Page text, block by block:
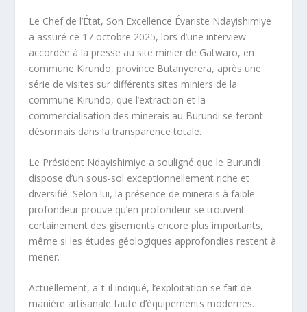
Le Chef de l’État, Son Excellence Évariste Ndayishimiye
a assuré ce 17 octobre 2025, lors d’une interview
accordée à la presse au site minier de Gatwaro, en
commune Kirundo, province Butanyerera, après une
série de visites sur différents sites miniers de la
commune Kirundo, que l’extraction et la
commercialisation des minerais au Burundi se feront
désormais dans la transparence totale.
Le Président Ndayishimiye a souligné que le Burundi
dispose d’un sous-sol exceptionnellement riche et
diversifié. Selon lui, la présence de minerais à faible
profondeur prouve qu’en profondeur se trouvent
certainement des gisements encore plus importants,
même si les études géologiques approfondies restent à
mener.
Actuellement, a-t-il indiqué, l’exploitation se fait de
manière artisanale faute d’équipements modernes.